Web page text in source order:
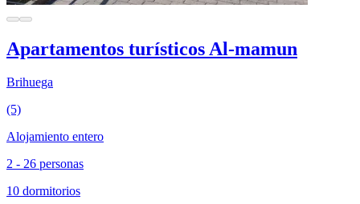
Apartamentos turísticos Al-mamun
Brihuega
(5)
Alojamiento entero
2 - 26 personas
10 dormitorios